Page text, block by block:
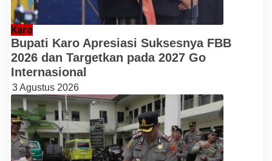
Karo
Bupati Karo Apresiasi Suksesnya FBB
2026 dan Targetkan pada 2027 Go
Internasional
3 Agustus 2026